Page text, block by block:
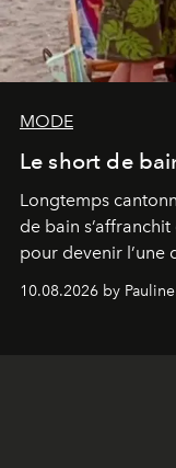
MODE
Le short de
Longtemps
de bain
pour devenir l’une
10.08.2026 by